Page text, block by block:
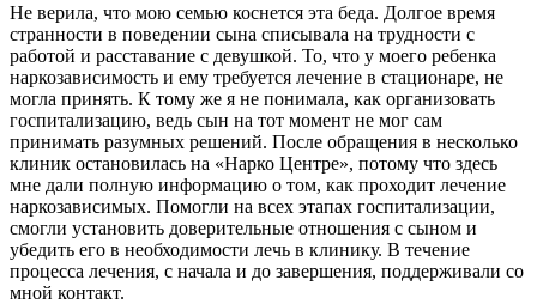
Не верила, что мою семью коснется эта беда. Долгое время
странности в поведении сына списывала на трудности с
работой и расставание с девушкой. То, что у моего ребенка
наркозависимость и ему требуется лечение в стационаре, не
могла принять. К тому же я не понимала, как организовать
госпитализацию, ведь сын на тот момент не мог сам
принимать разумных решений. После обращения в несколько
клиник остановилась на «Нарко Центре», потому что здесь
мне дали полную информацию о том, как проходит лечение
наркозависимых. Помогли на всех этапах госпитализации,
смогли установить доверительные отношения с сыном и
убедить его в необходимости лечь в клинику. В течение
процесса лечения, с начала и до завершения, поддерживали со
мной контакт.